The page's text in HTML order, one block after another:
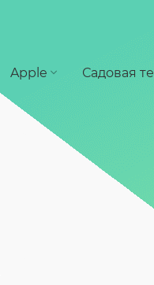
Apple Садовая